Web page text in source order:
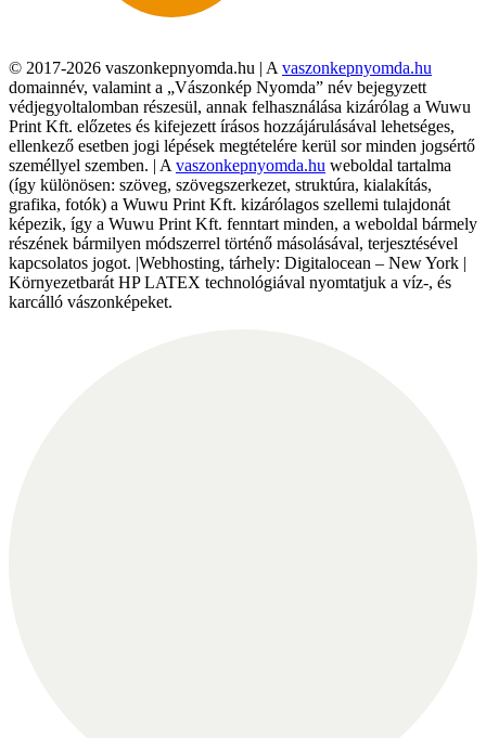
© 2017-2026 vaszonkepnyomda.hu | A vaszonkepnyomda.hu
domainnév, valamint a „Vászonkép Nyomda” név bejegyzett
védjegyoltalomban részesül, annak felhasználása kizárólag a Wuwu
Print Kft. előzetes és kifejezett írásos hozzájárulásával lehetséges,
ellenkező esetben jogi lépések megtételére kerül sor minden jogsértő
személlyel szemben. | A vaszonkepnyomda.hu weboldal tartalma
(így különösen: szöveg, szövegszerkezet, struktúra, kialakítás,
grafika, fotók) a Wuwu Print Kft. kizárólagos szellemi tulajdonát
képezik, így a Wuwu Print Kft. fenntart minden, a weboldal bármely
részének bármilyen módszerrel történő másolásával, terjesztésével
kapcsolatos jogot. |Webhosting, tárhely: Digitalocean – New York |
Környezetbarát HP LATEX technológiával nyomtatjuk a víz-, és
karcálló vászonképeket.